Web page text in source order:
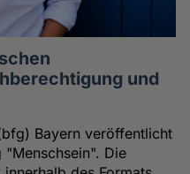
und
Bayern veröffentlicht
Die